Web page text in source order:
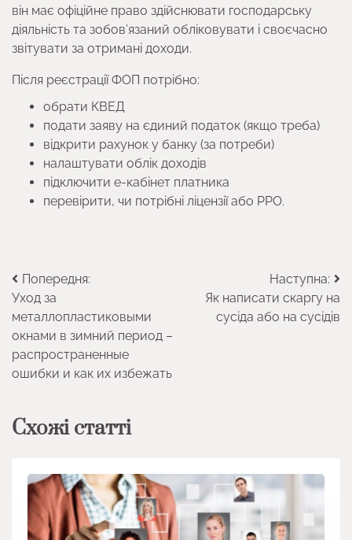
він має офіційне право здійснювати господарську
діяльність та зобов’язаний обліковувати і своєчасно
звітувати за отримані доходи.
Після реєстрації ФОП потрібно:
обрати КВЕД
подати заяву на єдиний податок (якщо треба)
відкрити рахунок у банку (за потреби)
налаштувати облік доходів
підключити е-кабінет платника
перевірити, чи потрібні ліцензії або РРО.
Навігація
записів
Попередня:
Уход за
металлопластиковыми
окнами в зимний период –
распространенные
ошибки и как их избежать
Наступна:
Як написати скаргу на
сусіда або на сусідів
Схожі статті